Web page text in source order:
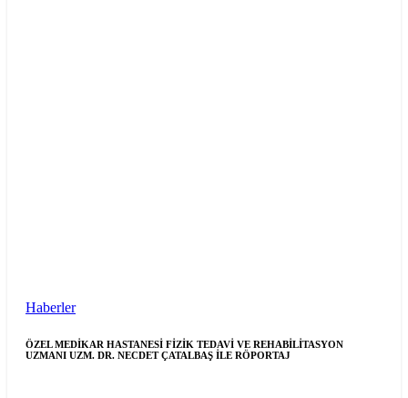
Haberler
ÖZEL MEDİKAR HASTANESİ FİZİK TEDAVİ VE REHABİLİTASYON
UZMANI UZM. DR. NECDET ÇATALBAŞ İLE RÖPORTAJ